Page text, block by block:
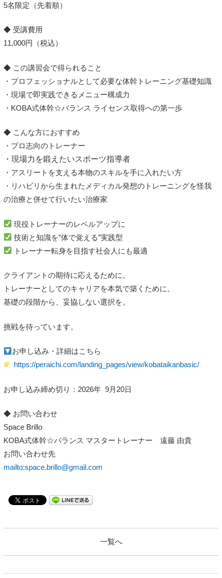
5名限定（先着順）
◆ 受講費用
11,000円（税込）
◆ この講習会で得られること
・プロフェッショナルとして必要な体幹トレーニング基礎知識
・現場で即実践できるメニュー構成力
・KOBA式体幹☆バランス ライセンス取得への第一歩
◆ こんな方におすすめ
・プロ志向のトレーナー
・現場力を鍛えたいスポーツ指導者
・アスリートを支える本物のスキルを手に入れたい方
・リハビリから生まれたメディカル発想のトレーニングを怪我
の治療と併せて行いたい治療家
現役トレーナーのレベルアップに
技術と知識を”体で覚える”実践型
トレーナー転身を目指す社会人にも最適
クライアントの期待に応えるために。
トレーナーとしてのキャリアを本気で築くために。
基礎の段階から、妥協しない選択を。
挑戦を待っています。
お申し込み・詳細はこちら
https://peraichi.com/landing_pages/view/kobataikanbasic/
お申し込み締め切り：2026年 9月20日
◆ お問い合わせ
Space Brillo
KOBA式体幹☆バランス マスタートレーナー 遠藤 由貴
お問い合わせ先
mailto:space.brillo@gmail.com
一覧へ